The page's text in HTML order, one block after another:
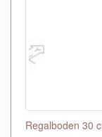
Regalboden 30